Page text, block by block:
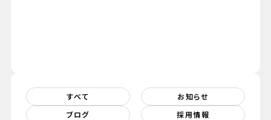
すべて
お知らせ
ブログ
採用情報